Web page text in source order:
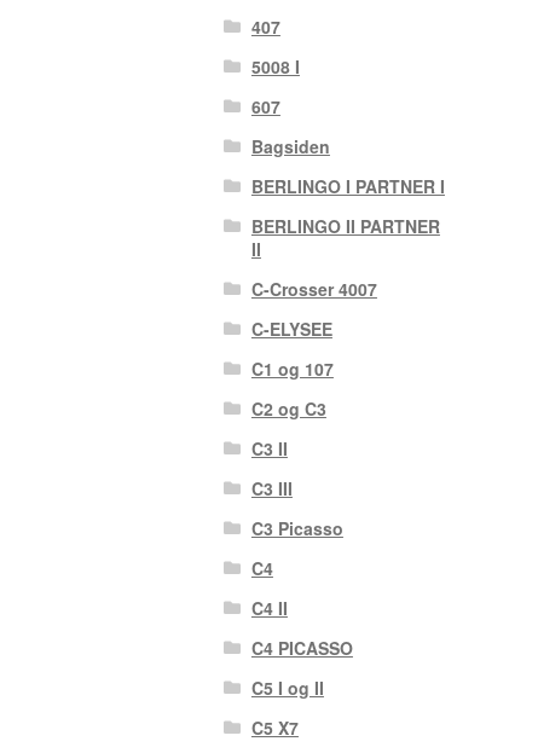
407
5008 I
607
Bagsiden
BERLINGO I PARTNER I
BERLINGO II PARTNER
II
C-Crosser 4007
C-ELYSEE
C1 og 107
C2 og C3
C3 II
C3 III
C3 Picasso
C4
C4 II
C4 PICASSO
C5 I og II
C5 X7